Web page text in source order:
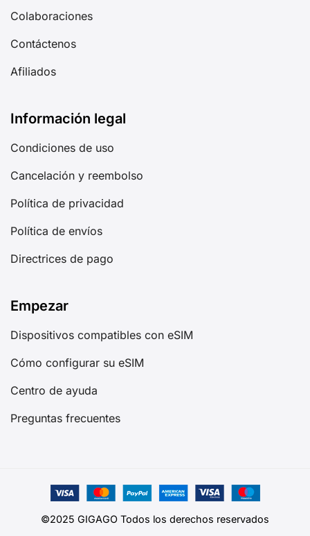
Colaboraciones
Contáctenos
Afiliados
Información legal
Condiciones de uso
Cancelación y reembolso
Política de privacidad
Política de envíos
Directrices de pago
Empezar
Dispositivos compatibles con eSIM
Cómo configurar su eSIM
Centro de ayuda
Preguntas frecuentes
©2025 GIGAGO Todos los derechos reservados